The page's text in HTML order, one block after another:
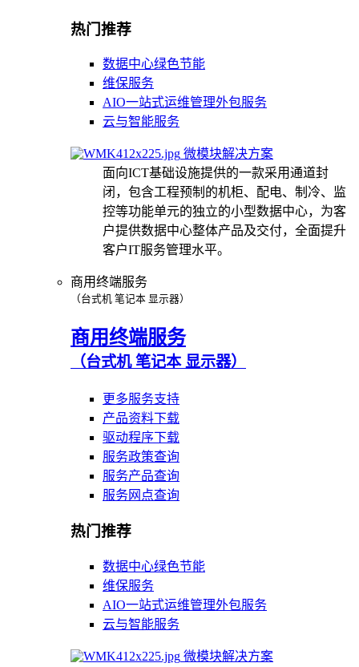
热门推荐
数据中心绿色节能
维保服务
AIO一站式运维管理外包服务
云与智能服务
微模块解决方案
面向ICT基础设施提供的一款采用通道封
闭，包含工程预制的机柜、配电、制冷、监
控等功能单元的独立的小型数据中心，为客
户提供数据中心整体产品及交付，全面提升
客户IT服务管理水平。
商用终端服务
（台式机 笔记本 显示器）
商用终端服务
（台式机 笔记本 显示器）
更多服务支持
产品资料下载
驱动程序下载
服务政策查询
服务产品查询
服务网点查询
热门推荐
数据中心绿色节能
维保服务
AIO一站式运维管理外包服务
云与智能服务
微模块解决方案